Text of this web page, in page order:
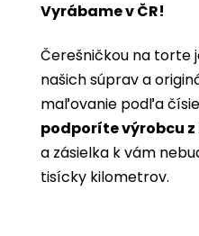
Vyrábame v ČR!
Čerešničkou na torte
našich súprav a
maľovanie podľa
podporíte výrobcu
a zásielka k vám
tisícky kilometrov.